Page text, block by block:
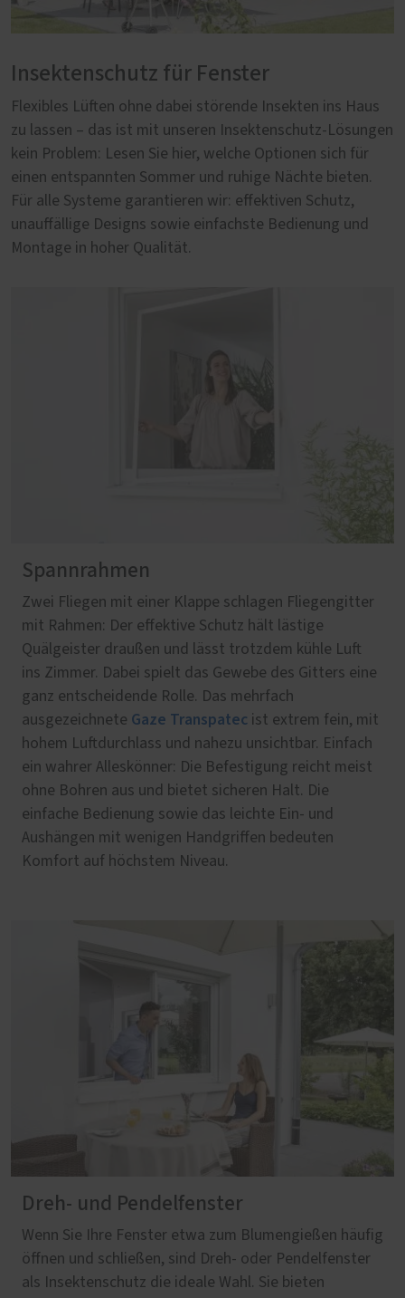
Insektenschutz für Fenster
Flexibles Lüften ohne dabei störende Insekten ins Haus
zu lassen – das ist mit unseren Insektenschutz-Lösungen
kein Problem: Lesen Sie hier, welche Optionen sich für
einen entspannten Sommer und ruhige Nächte bieten.
Für alle Systeme garantieren wir: effektiven Schutz,
unauffällige Designs sowie einfachste Bedienung und
Montage in hoher Qualität.
Spannrahmen
Zwei Fliegen mit einer Klappe schlagen Fliegengitter
mit Rahmen: Der effektive Schutz hält lästige
Quälgeister draußen und lässt trotzdem kühle Luft
ins Zimmer. Dabei spielt das Gewebe des Gitters eine
ganz entscheidende Rolle. Das mehrfach
ausgezeichnete Gaze Transpatec ist extrem fein, mit
hohem Luftdurchlass und nahezu unsichtbar. Einfach
ein wahrer Alleskönner: Die Befestigung reicht meist
ohne Bohren aus und bietet sicheren Halt. Die
einfache Bedienung sowie das leichte Ein- und
Aushängen mit wenigen Handgriffen bedeuten
Komfort auf höchstem Niveau.
Dreh- und Pendelfenster
Wenn Sie Ihre Fenster etwa zum Blumengießen häufig
öffnen und schließen, sind Dreh- oder Pendelfenster
als Insektenschutz die ideale Wahl. Sie bieten